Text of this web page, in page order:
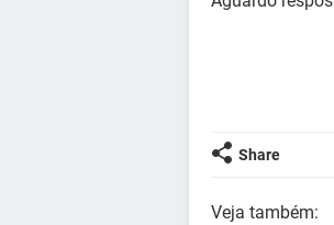
Share
Veja também: